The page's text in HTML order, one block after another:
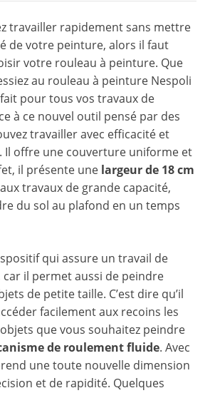
travailler rapidement sans mettre
de votre peinture, alors il faut
votre rouleau à peinture. Que
au rouleau à peinture Nespoli
pour tous vos travaux de
à ce nouvel outil pensé par des
travailler avec efficacité et
offre une couverture uniforme et
il présente une largeur de 18 cm
travaux de grande capacité,
du sol au plafond en un temps
qui assure un travail de
il permet aussi de peindre
de petite taille. C’est dire qu’il
facilement aux recoins les
que vous souhaitez peindre
de roulement fluide. Avec
une toute nouvelle dimension
et de rapidité. Quelques